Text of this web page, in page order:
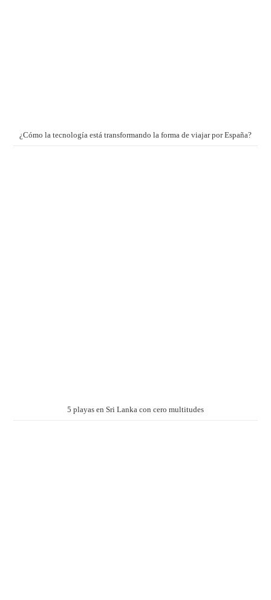
¿Cómo la tecnología está transformando la forma de viajar por España?
5 playas en Sri Lanka con cero multitudes